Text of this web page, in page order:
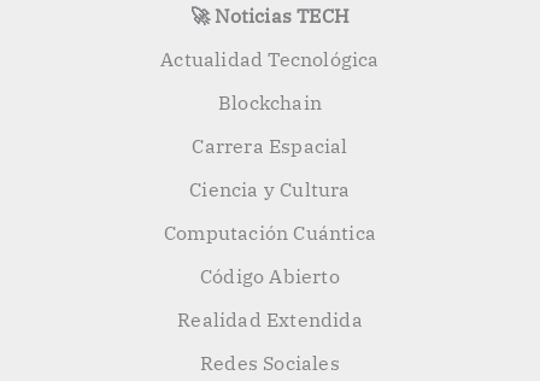
🚀 Noticias TECH
Actualidad Tecnológica
Blockchain
Carrera Espacial
Ciencia y Cultura
Computación Cuántica
Código Abierto
Realidad Extendida
Redes Sociales